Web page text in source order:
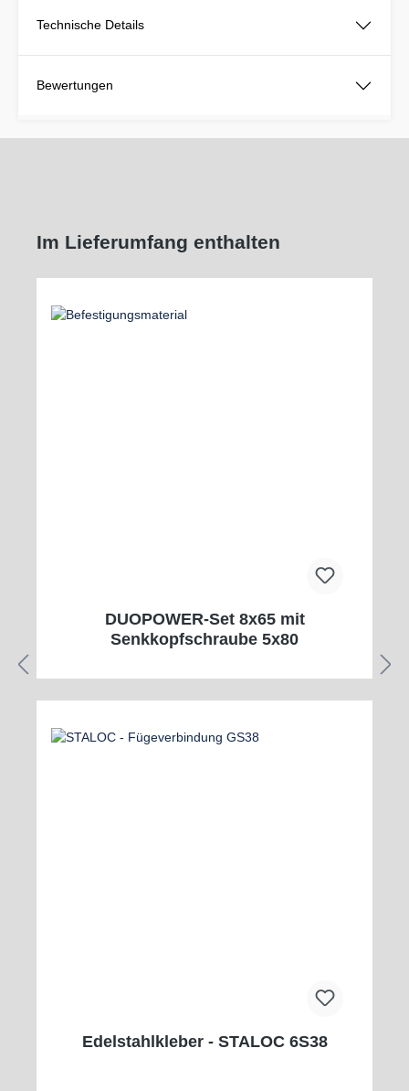
Technische Details
Bewertungen
Im Lieferumfang enthalten
DUOPOWER-Set 8x65 mit
Senkkopfschraube 5x80
Edelstahlkleber - STALOC 6S38